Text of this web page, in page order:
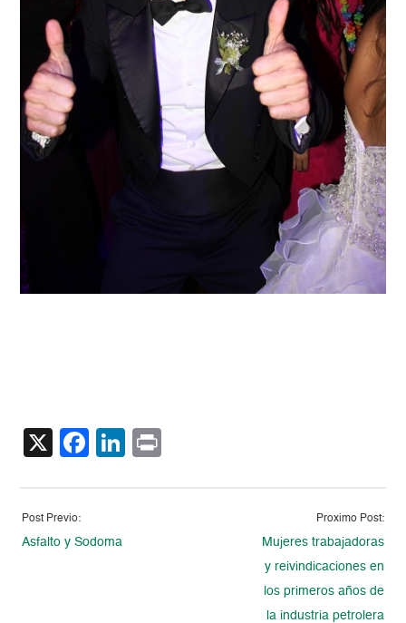
X Facebook
LinkedIn
Post Previo:
Asfalto y Sodoma
Proximo Post:
Mujeres trabajadoras
y reivindicaciones en
los primeros años de
la industria petrolera